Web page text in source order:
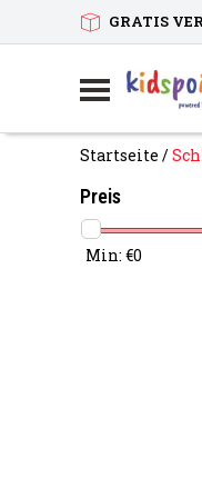
GRATIS
Startseite /
Preis
Min: €0